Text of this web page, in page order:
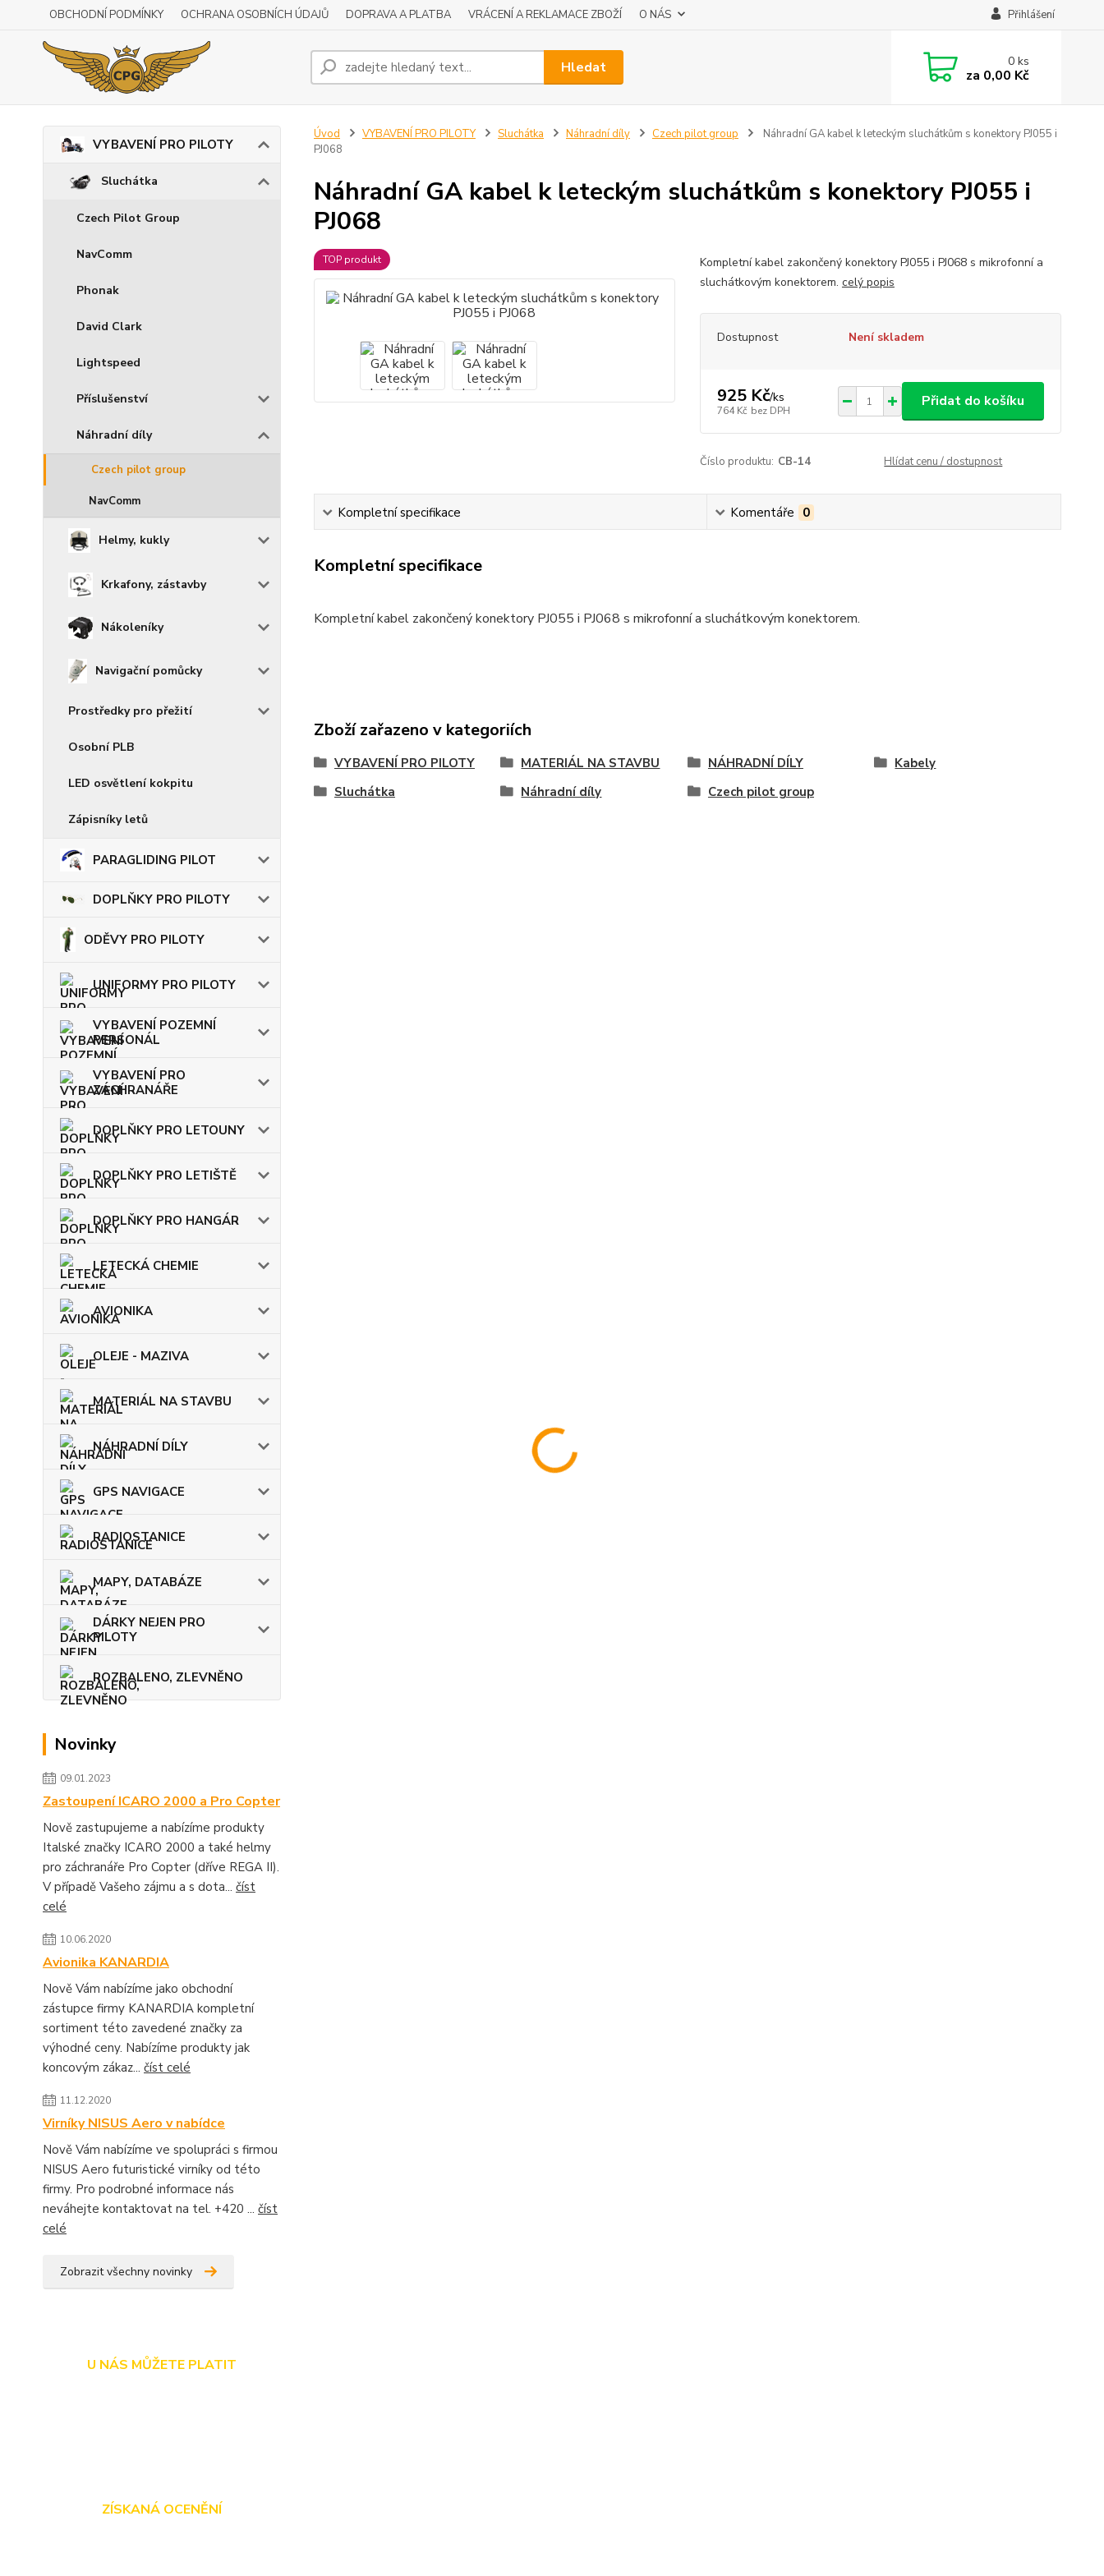
OBCHODNÍ PODMÍNKY OCHRANA OSOBNÍCH ÚDAJŮ DOPRAVA A PLATBA VRÁCENÍ A REKLAMACE ZBOŽÍ O NÁS Přihlášení
Hledat 0ks
za 0,00 Kč
VYBAVENÍ PRO PILOTY
Sluchátka
Czech Pilot Group
NavComm
Phonak
David Clark
Lightspeed
Příslušenství
Náhradní díly
Czech pilot group
NavComm
Helmy, kukly
Krkafony, zástavby
Nákoleníky
Navigační pomůcky
Prostředky pro přežití
Osobní PLB
LED osvětlení kokpitu
Zápisníky letů
PARAGLIDING PILOT
DOPLŇKY PRO PILOTY
ODĚVY PRO PILOTY
UNIFORMY PRO PILOTY
VYBAVENÍ POZEMNÍ
PERSONÁL
VYBAVENÍ PRO
ZÁCHRANÁŘE
DOPLŇKY PRO LETOUNY
DOPLŇKY PRO LETIŠTĚ
DOPLŇKY PRO HANGÁR
LETECKÁ CHEMIE
AVIONIKA
OLEJE - MAZIVA
MATERIÁL NA STAVBU
NÁHRADNÍ DÍLY
GPS NAVIGACE
RADIOSTANICE
MAPY, DATABÁZE
DÁRKY NEJEN PRO
PILOTY
ROZBALENO, ZLEVNĚNO
Novinky
09.01.2023
Zastoupení ICARO 2000 a Pro Copter
Nově zastupujeme a nabízíme produkty
Italské značky ICARO 2000 a také helmy
pro záchranáře Pro Copter (dříve REGA II).
V případě Vašeho zájmu a s dota... číst
celé
10.06.2020
Avionika KANARDIA
Nově Vám nabízíme jako obchodní
zástupce firmy KANARDIA kompletní
sortiment této zavedené značky za
výhodné ceny. Nabízíme produkty jak
koncovým zákaz... číst celé
11.12.2020
Virníky NISUS Aero v nabídce
Nově Vám nabízíme ve spolupráci s firmou
NISUS Aero futuristické virníky od této
firmy. Pro podrobné informace nás
neváhejte kontaktovat na tel. +420 ... číst
celé
Zobrazit všechny novinky
U NÁS MŮŽETE PLATIT
ZÍSKANÁ OCENĚNÍ
Úvod VYBAVENÍ PRO PILOTY Sluchátka Náhradní díly Czech pilot group
Náhradní GA kabel k leteckým sluchátkům s konektory PJ055 i
PJ068
Náhradní GA kabel k leteckým sluchátkům s konektory PJ055 i
PJ068
TOP produkt
Kompletní kabel zakončený konektory PJ055 i PJ068 s mikrofonní a
sluchátkovým konektorem. celý popis
Dostupnost Není skladem
925 Kč/ks
764 Kč bez DPH
Přidat do košíku
Číslo produktu: CB-14 Hlídat cenu / dostupnost
Kompletní specifikace Komentáře 0
Kompletní specifikace
Kompletní kabel zakončený konektory PJ055 i PJ068 s mikrofonní a sluchátkovým konektorem.
Zboží zařazeno v kategoriích
VYBAVENÍ PRO PILOTY MATERIÁL NA STAVBU NÁHRADNÍ DÍLY
Kabely
Sluchátka
Náhradní díly Czech pilot group